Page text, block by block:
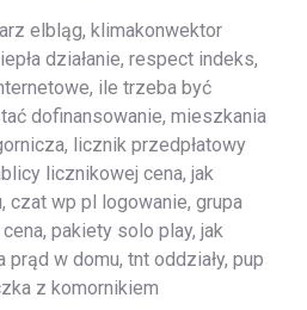
elbląg, klimakonwektor
działanie, respect indeks,
ile trzeba być
dofinansowanie, mieszkania
licznik przedpłatowy
licznikowej cena, jak
czat wp pl logowanie, grupa
pakiety solo play, jak
w domu, tnt oddziały, pup
z komornikiem